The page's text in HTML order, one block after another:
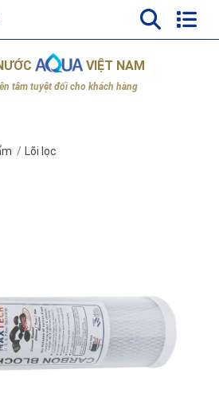
VIỆT NAM
tâm tuyệt đối cho khách hàng
Lõi lọc